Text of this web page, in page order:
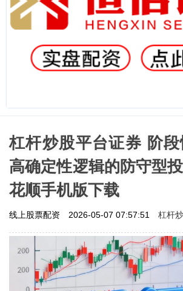
杠杆炒股平台证券 阶
高确定性逻辑的防守型
花顺手机版下载
线上股票配资 2026-05-07 07:57:51 杠杆